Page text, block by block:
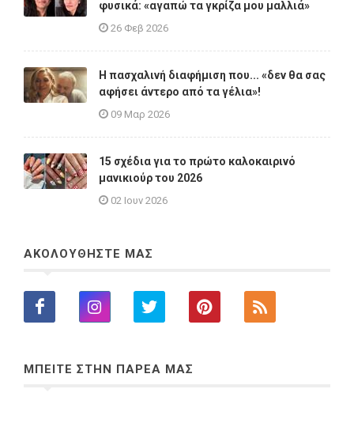
φυσικά: «αγαπώ τα γκρίζα μου μαλλιά»
26 Φεβ 2026
Η πασχαλινή διαφήμιση που... «δεν θα σας
αφήσει άντερο από τα γέλια»!
09 Μαρ 2026
15 σχέδια για το πρώτο καλοκαιρινό
μανικιούρ του 2026
02 Ιουν 2026
ΑΚΟΛΟΥΘΗΣΤΕ ΜΑΣ
ΜΠΕΙΤΕ ΣΤΗΝ ΠΑΡΕΑ ΜΑΣ